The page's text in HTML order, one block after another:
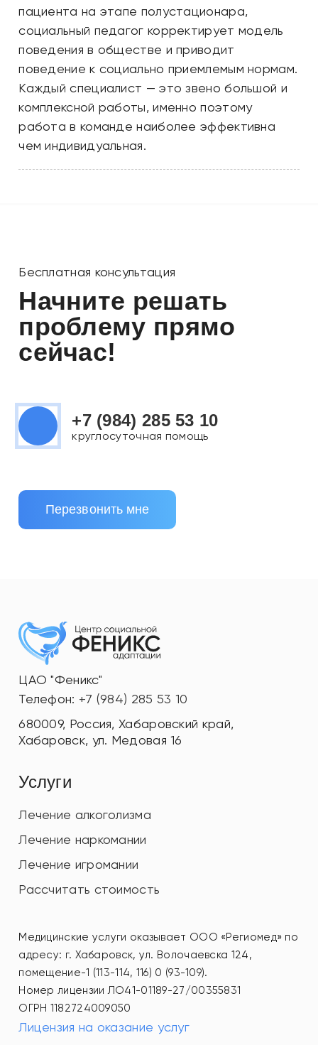
пациента на этапе полустационара,
социальный педагог корректирует модель
поведения в обществе и приводит
поведение к социально приемлемым нормам.
Каждый специалист — это звено большой и
комплексной работы, именно поэтому
работа в команде наиболее эффективна
чем индивидуальная.
Бесплатная консультация
Начните решать
проблему прямо
сейчас!
+7 (984) 285 53 10
круглосуточная помощь
Перезвонить мне
ЦАО "Феникс"
Телефон: +7 (984) 285 53 10
680009, Россия,Хабаровский край,
Хабаровск, ул. Медовая 16
Услуги
Лечение алкоголизма
Лечение наркомании
Лечение игромании
Рассчитать стоимость
Медицинские услуги оказывает ООО «Региомед» по
адресу: г. Хабаровск, ул. Волочаевска 124,
помещение-1 (113-114, 116) 0 (93-109).
Номер лицензии ЛО41-01189-27/00355831
ОГРН 1182724009050
Лицензия на оказание услуг